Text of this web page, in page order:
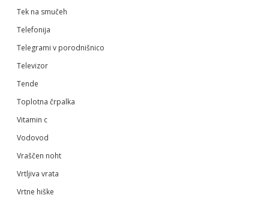
Tek na smučeh
Telefonija
Telegrami v porodnišnico
Televizor
Tende
Toplotna črpalka
Vitamin c
Vodovod
Vraščen noht
Vrtljiva vrata
Vrtne hiške